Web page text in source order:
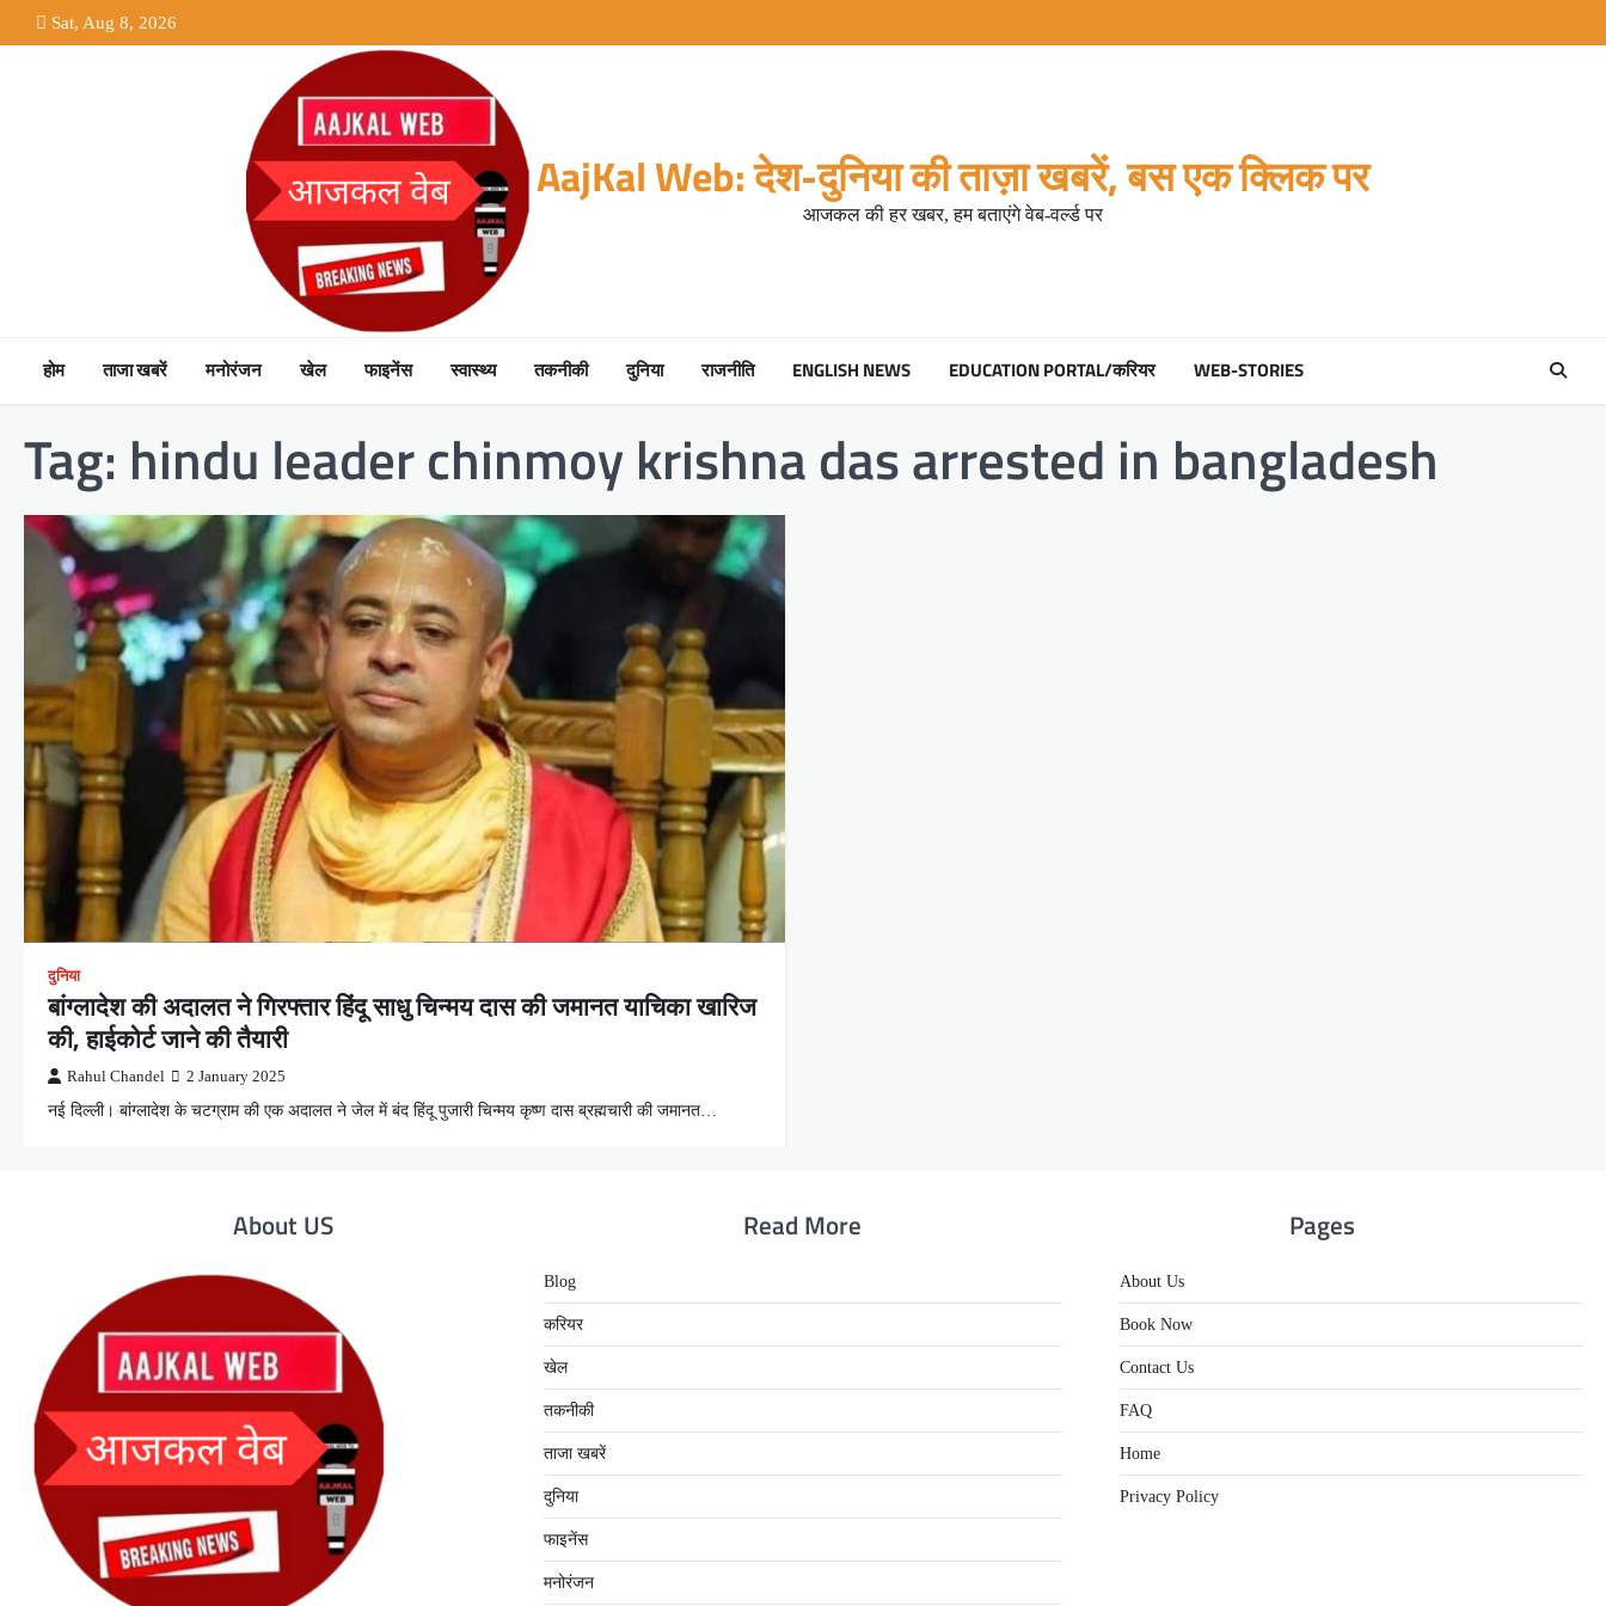
to
Sat, Aug 8, 2026
AajKal Web: देश-दुनिया की ताज़ा खबरें, बस एक क्लिक पर
आजकल की हर खबर, हम बताएंगे वेब-वर्ल्ड पर
होम ताजा खबरें मनोरंजन खेल फाइनेंस स्वास्थ्य तकनीकी दुनिया राजनीति ENGLISH NEWS EDUCATION PORTAL/करियर WEB-STORIES
Tag: hindu leader chinmoy krishna das arrested in bangladesh
दुनिया
बांग्लादेश की अदालत ने गिरफ्तार हिंदू साधु चिन्मय दास की जमानत याचिका खारिज
की, हाईकोर्ट जाने की तैयारी
Rahul Chandel 2 January 2025
नई दिल्ली। बांग्लादेश के चटग्राम की एक अदालत ने जेल में बंद हिंदू पुजारी चिन्मय कृष्ण दास ब्रह्मचारी की जमानत…
About US Read More
Blog
करियर
खेल
तकनीकी
ताजा खबरें
दुनिया
फाइनेंस
मनोरंजन
Pages
About Us
Book Now
Contact Us
FAQ
Home
Privacy Policy